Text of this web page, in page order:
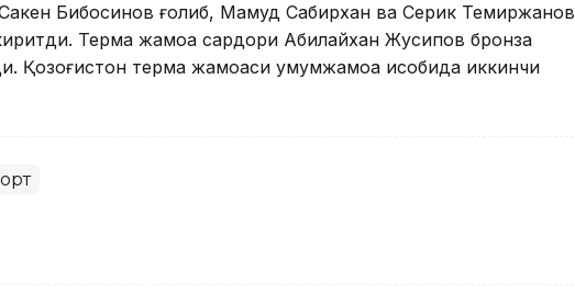
Бибосинов ғолиб, Маҳмуд Сабирхан ва Серик Темиржанов
Терма жамоа сардори Абилайхан Жусипов бронза
Қозоғистон терма жамоаси умумжамоа ҳисобида иккинчи